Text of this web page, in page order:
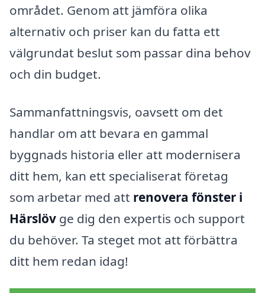
området. Genom att jämföra olika
alternativ och priser kan du fatta ett
välgrundat beslut som passar dina behov
och din budget.
Sammanfattningsvis, oavsett om det
handlar om att bevara en gammal
byggnads historia eller att modernisera
ditt hem, kan ett specialiserat företag
som arbetar med att renovera fönster i
Härslöv ge dig den expertis och support
du behöver. Ta steget mot att förbättra
ditt hem redan idag!